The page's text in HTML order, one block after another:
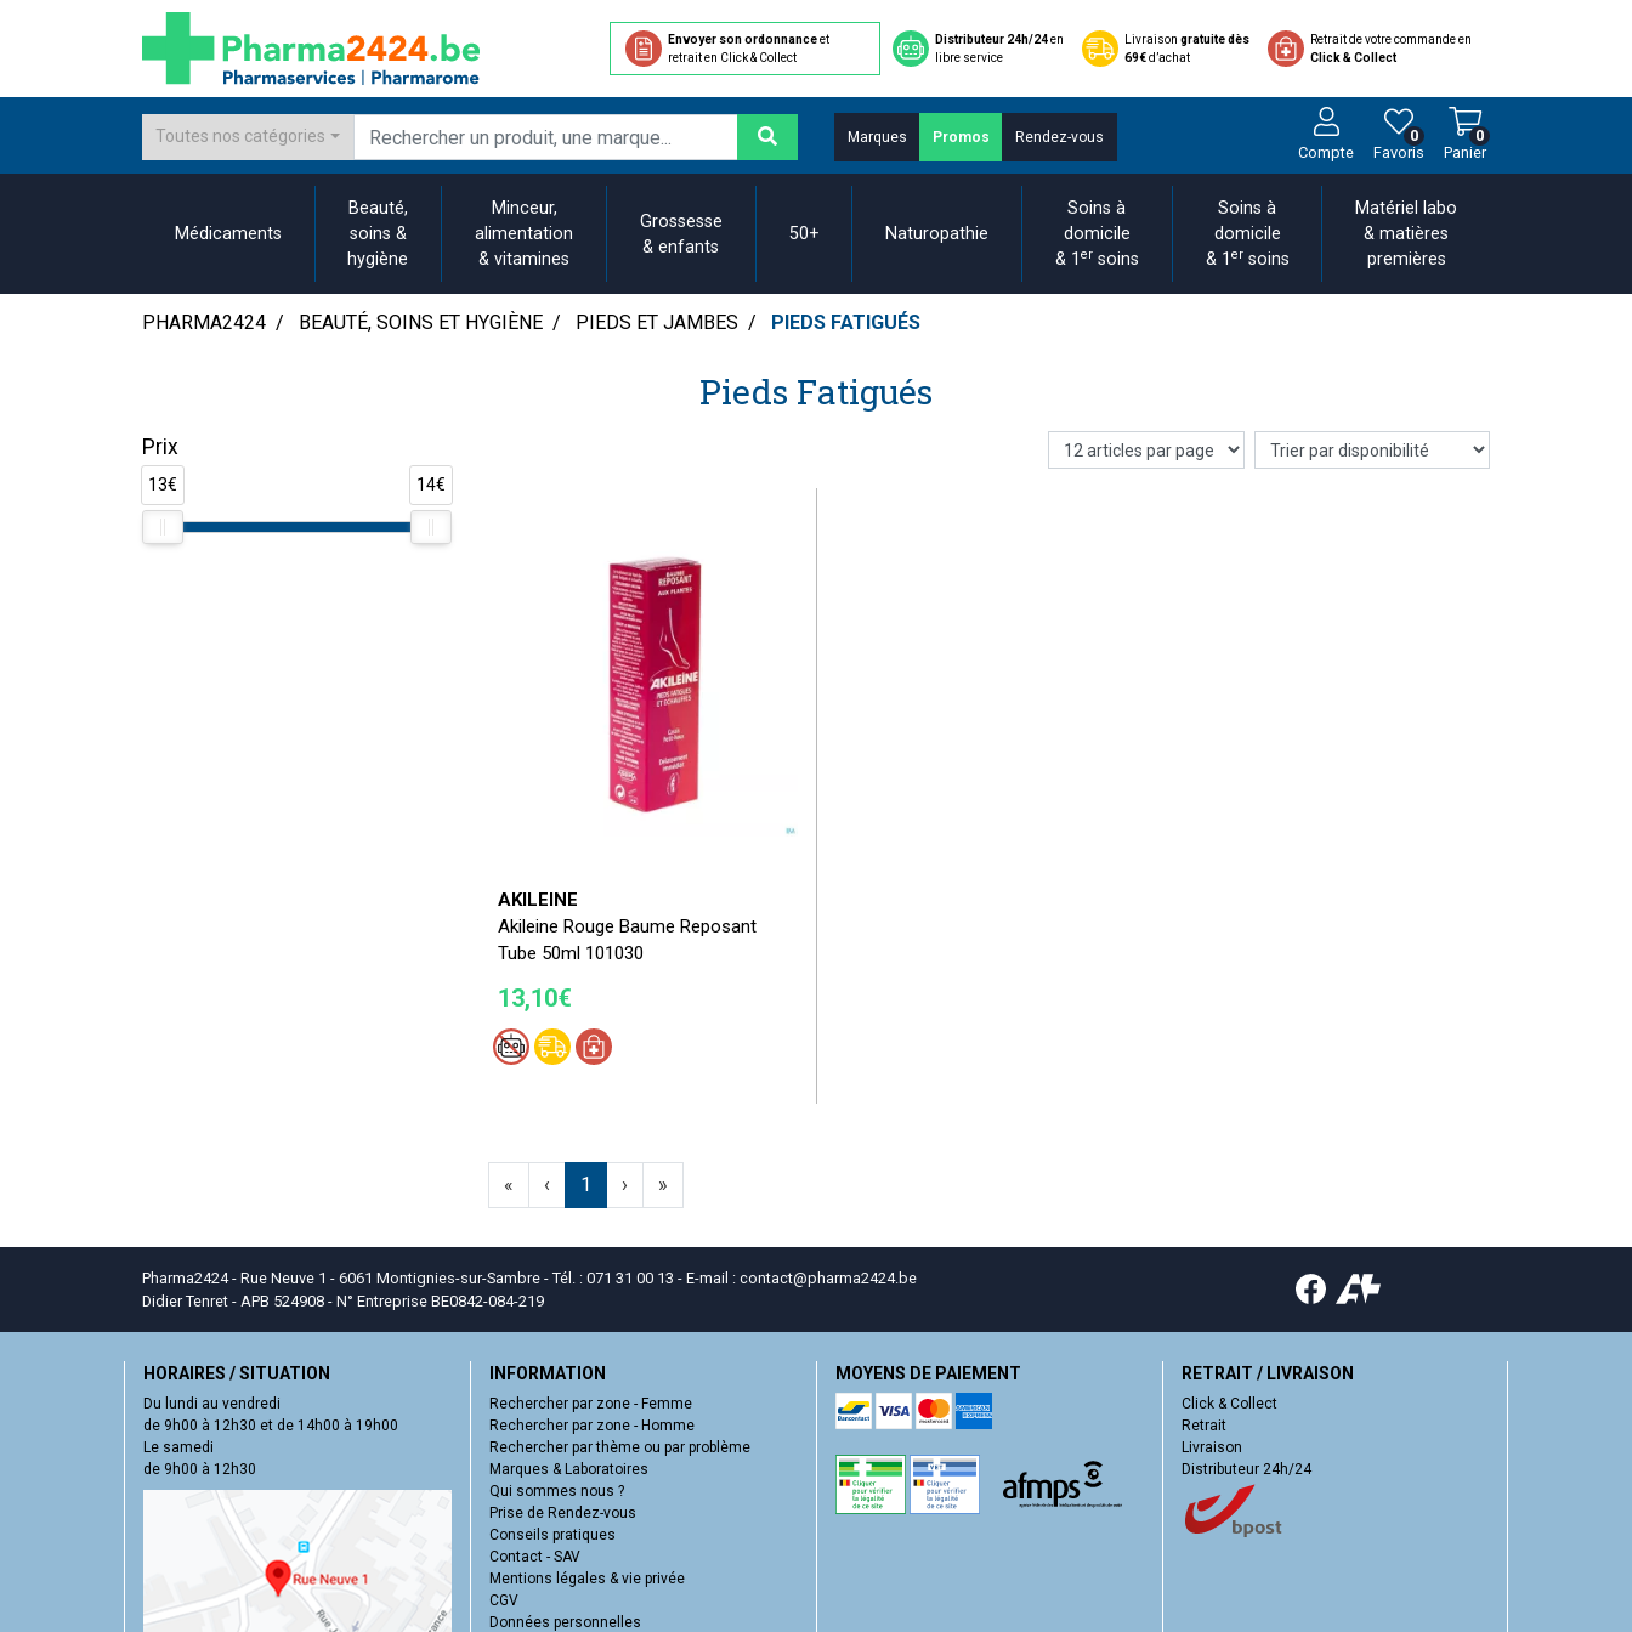
Envoyer son ordonnanceet
retrait en Click & Collect
Distributeur 24h/24en
libre service
Livraisongratuite dès
69€d’achat
Retrait de votre commande en
Click & Collect
Toutes nos catégories Marques Promos Rendez-vous
Compte Favoris
0
Panier
0
Médicaments
Beauté,
soins &
hygiène
Minceur,
alimentation
& vitamines
Grossesse
& enfants
50+ Naturopathie
Soins à
domicile
& 1 ersoins
Soins à
domicile
& 1 ersoins
Matériel labo
& matières
premières
PHARMA2424 BEAUTÉ, SOINS ET HYGIÈNE PIEDS ET JAMBES PIEDS FATIGUÉS
Pieds Fatigués
Prix
13€ 14€
AKILEINE
Akileine Rouge Baume Reposant
Tube 50ml 101030
13,10€
« ‹ 1 › »
Pharma2424 - Rue Neuve 1 - 6061 Montignies-sur-Sambre - Tél. : 071 31 00 13 - E-mail : contact@pharma2424.be
Didier Tenret - APB 524908 - N° Entreprise BE0842-084-219
HORAIRES / SITUATION
Du lundi au vendredi
de 9h00 à 12h30 et de 14h00 à 19h00
Le samedi
de 9h00 à 12h30
INFORMATION
Rechercher par zone - Femme
Rechercher par zone - Homme
Rechercher par thème ou par problème
Marques & Laboratoires
Qui sommes nous ?
Prise de Rendez-vous
Conseils pratiques
Contact - SAV
Mentions légales & vie privée
CGV
Données personnelles
MOYENS DE PAIEMENT RETRAIT / LIVRAISON
Click & Collect
Retrait
Livraison
Distributeur 24h/24